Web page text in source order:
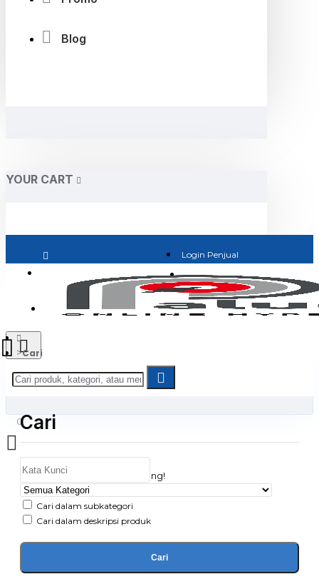
Blog
YOUR CART
Login Penjual
Jadi Penjual
0
Daftar belanja Anda kosong!
Cari
Cari
Cari dalam subkategori
Cari dalam deskripsi produk
Cari